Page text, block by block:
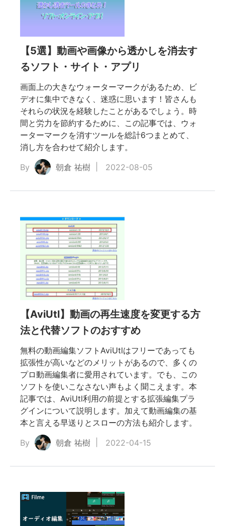
【5選】動画や画像から透かしを消去す
るソフト・サイト・アプリ
画面上の大きなウォーターマークがあるため、ビ
デオに集中できなく、迷惑に思います！皆さんも
それらの状況を経験したことがあるでしょう。時
間と労力を節約するために、この記事では、ウォ
ーターマークを消すツールを総計6つまとめて、
消し方を合わせて紹介します。
By
朝倉 祐樹 2022-08-05
【AviUtl】動画の再生速度を変更する方
法と代替ソフトのおすすめ
無料の動画編集ソフトAviUtlはフリーであっても
拡張性が高いなどのメリットがあるので、多くの
プロ動画編集者に愛用されています。でも、この
ソフトを使いこなさない声もよく聞こえます。本
記事では、AviUtl利用の前提とする拡張編集プラ
グインについて説明します。加えて動画編集の基
本と言える早送りとスローの方法も紹介します。
By
朝倉 祐樹 2022-04-15